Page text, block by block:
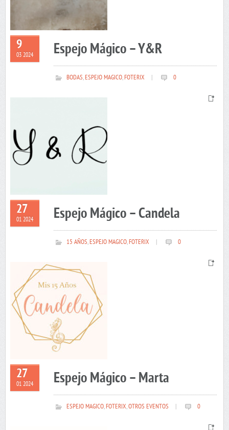
9
03 2024 Espejo Mágico – Y&R
BODAS,ESPEJO MAGICO,FOTERIX 0
27
01 2024 Espejo Mágico – Candela
15 AÑOS,ESPEJO MAGICO,FOTERIX 0
27
01 2024 Espejo Mágico – Marta
ESPEJO MAGICO,FOTERIX,OTROS EVENTOS 0